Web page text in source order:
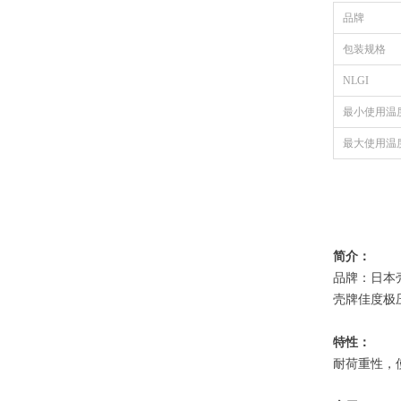
简介：
品牌：日本
壳牌佳度极
特性：
耐荷重性，
品牌
包装规格
NLGI
最小使用温
最大使用温